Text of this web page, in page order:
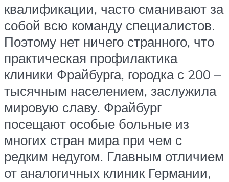
квалификации, часто сманивают за
собой всю команду специалистов.
Поэтому нет ничего странного, что
практическая профилактика
клиники Фрайбурга, городка с 200 –
тысячным населением, заслужила
мировую славу. Фрайбург
посещают особые больные из
многих стран мира при чем с
редким недугом. Главным отличием
от аналогичных клиник Германии,